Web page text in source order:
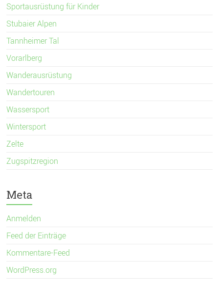
Sportausrüstung für Kinder
Stubaier Alpen
Tannheimer Tal
Vorarlberg
Wanderausrüstung
Wandertouren
Wassersport
Wintersport
Zelte
Zugspitzregion
Meta
Anmelden
Feed der Einträge
Kommentare-Feed
WordPress.org